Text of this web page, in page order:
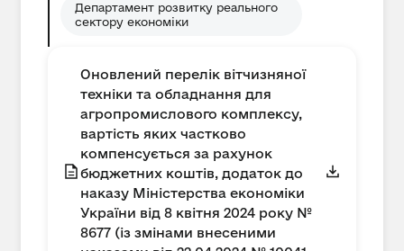
Департамент розвитку реального
сектору економіки
Оновлений перелік вітчизняної
техніки та обладнання для
агропромислового комплексу,
вартість яких частково
компенсується за рахунок
бюджетних коштів, додаток до
наказу Міністерства економіки
України від 8 квітня 2024 року №
8677 (із змінами внесеними